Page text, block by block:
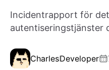
Incidentrapport för
autentiseringstjänster
CharlesDeveloper